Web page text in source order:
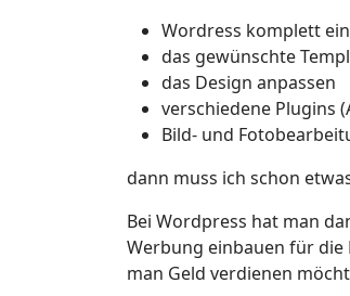
Wordress komplett
das gewünschte
das Design anpassen
verschiedene Plugins
Bild- und
dann muss ich schon
Bei Wordpress hat man
Werbung einbauen für
man Geld verdienen